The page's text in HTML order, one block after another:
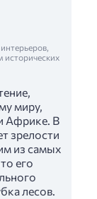
исторических
миру,
Африке. В
зрелости
из самых
его
лесов.